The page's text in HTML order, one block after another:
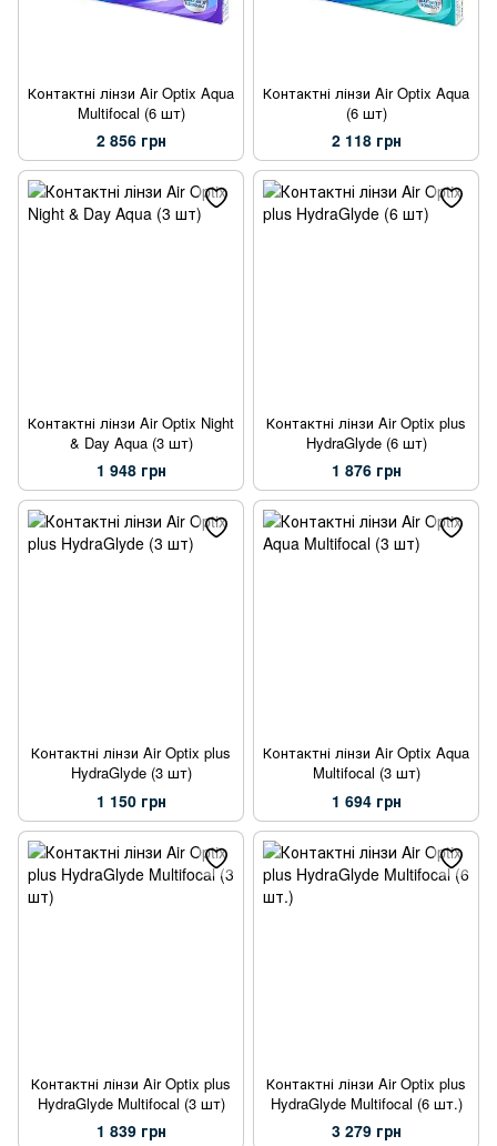
Контактні лінзи Air Optix Aqua
Multifocal (6 шт)
2 856 грн
Контактні лінзи Air Optix Aqua
(6 шт)
2 118 грн
Контактні лінзи Air Optix Night
& Day Aqua (3 шт)
1 948 грн
Контактні лінзи Air Optix plus
HydraGlyde (6 шт)
1 876 грн
Контактні лінзи Air Optix plus
HydraGlyde (3 шт)
1 150 грн
Контактні лінзи Air Optix Aqua
Multifocal (3 шт)
1 694 грн
Контактні лінзи Air Optix plus
HydraGlyde Multifocal (3 шт)
1 839 грн
Контактні лінзи Air Optix plus
HydraGlyde Multifocal (6 шт.)
3 279 грн